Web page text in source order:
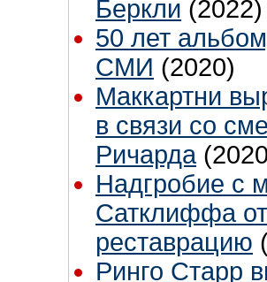
Беркли (2022)
50 лет
СМИ (2020)
Маккартни
в связи со
Ричарда
Надгробие с
Сатклиффа
реставрацию
Ринго Старр